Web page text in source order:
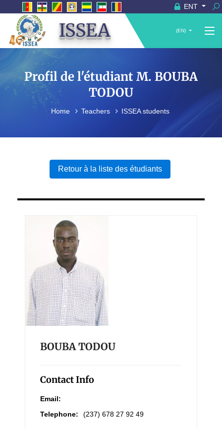
ENT
ISSEA (EN)
Profil de l'étudiant M. BOUBA
TODOU
Home Teachers ISSEA students
Retour à la liste des étudiants
BOUBA TODOU
Contact Info
Email:
Telephone:
(237) 678 27 92 49